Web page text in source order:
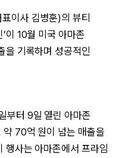
이사 김병훈)의 뷰티
’이 10월 미국 아마존
을 기록하며 성공적인
부터 9일 열린 아마존
70억 원이 넘는 매출을
행사는 아마존에서 프라임